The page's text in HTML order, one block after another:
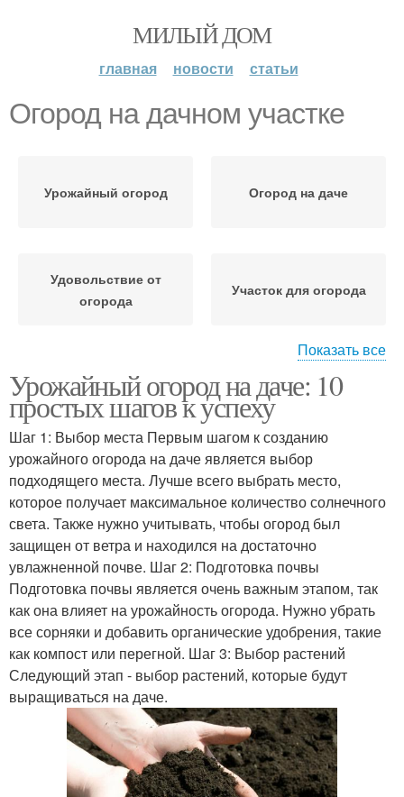
МИЛЫЙ ДОМ
главная новости статьи
Огород на дачном участке
Урожайный огород Огород на даче
Удовольствие от
огорода
Участок для огорода
Почвы на дачном
участке
Полив для дачного
огорода
Урожай на дачном
участке
Место под огород
Огород на бумаге Огород в частном доме
Красивый огород
Огород на загородном
Зелени на огороде
Огород на маленьком
участке
Показать все
Урожайный огород на даче: 10
простых шагов к успеху
Шаг 1: Выбор места Первым шагом к созданию
урожайного огорода на даче является выбор
подходящего места. Лучше всего выбрать место,
которое получает максимальное количество солнечного
света. Также нужно учитывать, чтобы огород был
защищен от ветра и находился на достаточно
увлажненной почве. Шаг 2: Подготовка почвы
Подготовка почвы является очень важным этапом, так
как она влияет на урожайность огорода. Нужно убрать
все сорняки и добавить органические удобрения, такие
как компост или перегной. Шаг 3: Выбор растений
Следующий этап - выбор растений, которые будут
выращиваться на даче.